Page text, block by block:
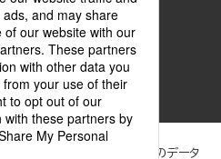
便性向上のためにCookie等のデータ